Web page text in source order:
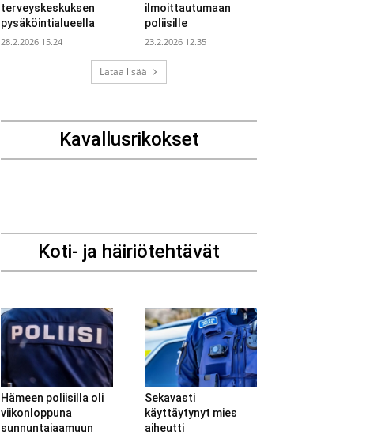
terveyskeskuksen
pysäköintialueella
28.2.2026 15.24
ilmoittautumaan
poliisille
23.2.2026 12.35
Lataa lisää
Kavallusrikokset
Koti- ja häiriötehtävät
Hämeen poliisilla oli
viikonloppuna
sunnuntaiaamuun
Sekavasti
käyttäytynyt mies
aiheutti